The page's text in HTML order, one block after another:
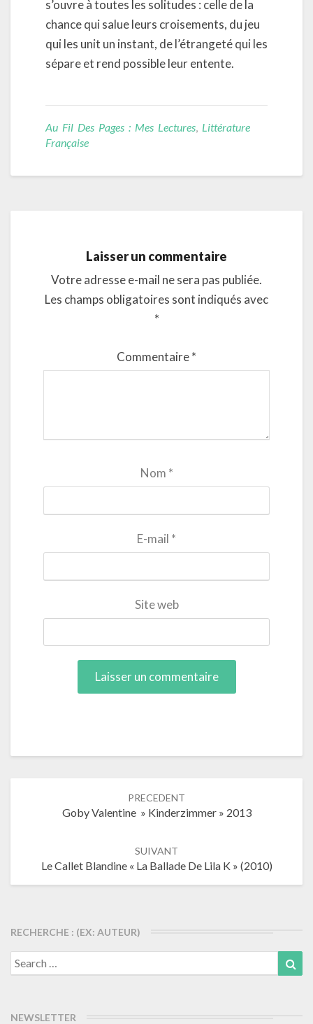
s’ouvre à toutes les solitudes : celle de la
chance qui salue leurs croisements, du jeu
qui les unit un instant, de l’étrangeté qui les
sépare et rend possible leur entente.
Au Fil Des Pages : Mes Lectures, Littérature
Française
Laisser un commentaire
Votre adresse e-mail ne sera pas publiée.
Les champs obligatoires sont indiqués avec
*
Commentaire*
Nom *
E-mail *
Site web
PRECEDENT
Goby Valentine » Kinderzimmer » 2013
SUIVANT
Le Callet Blandine « La Ballade De Lila K » (2010)
RECHERCHE : (EX: AUTEUR)
Search
for:
NEWSLETTER